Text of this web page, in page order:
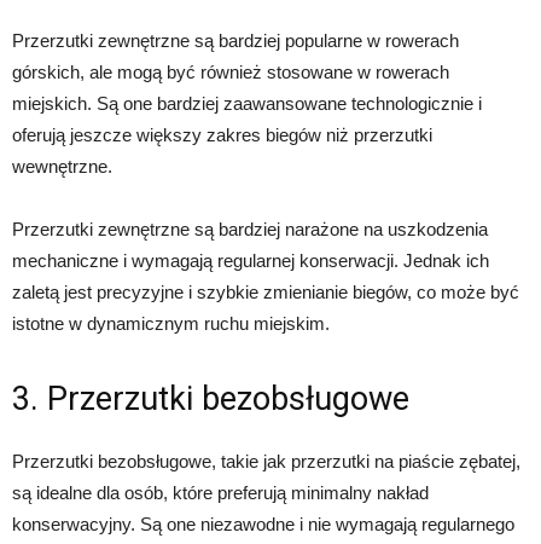
Przerzutki zewnętrzne są bardziej popularne w rowerach
górskich, ale mogą być również stosowane w rowerach
miejskich. Są one bardziej zaawansowane technologicznie i
oferują jeszcze większy zakres biegów niż przerzutki
wewnętrzne.
Przerzutki zewnętrzne są bardziej narażone na uszkodzenia
mechaniczne i wymagają regularnej konserwacji. Jednak ich
zaletą jest precyzyjne i szybkie zmienianie biegów, co może być
istotne w dynamicznym ruchu miejskim.
3. Przerzutki bezobsługowe
Przerzutki bezobsługowe, takie jak przerzutki na piaście zębatej,
są idealne dla osób, które preferują minimalny nakład
konserwacyjny. Są one niezawodne i nie wymagają regularnego